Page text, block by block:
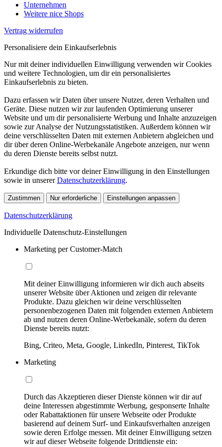
Unternehmen
Weitere nice Shops
Vertrag widerrufen
Personalisiere dein Einkaufserlebnis
Nur mit deiner individuellen Einwilligung verwenden wir Cookies
und weitere Technologien, um dir ein personalisiertes
Einkaufserlebnis zu bieten.
Dazu erfassen wir Daten über unsere Nutzer, deren Verhalten und
Geräte. Diese nutzen wir zur laufenden Optimierung unserer
Website und um dir personalisierte Werbung und Inhalte anzuzeigen
sowie zur Analyse der Nutzungsstatistiken. Außerdem können wir
deine verschlüsselten Daten mit externen Anbietern abgleichen und
dir über deren Online-Werbekanäle Angebote anzeigen, nur wenn
du deren Dienste bereits selbst nutzt.
Erkundige dich bitte vor deiner Einwilligung in den Einstellungen
sowie in unsererDatenschutzerklärung.
Zustimmen Nur erforderliche Einstellungen anpassen
Datenschutzerklärung
Individuelle Datenschutz-Einstellungen
Marketing per Customer-Match
Mit deiner Einwilligung informieren wir dich auch abseits
unserer Website über Aktionen und zeigen dir relevante
Produkte. Dazu gleichen wir deine verschlüsselten
personenbezogenen Daten mit folgenden externen Anbietern
ab und nutzen deren Online-Werbekanäle, sofern du deren
Dienste bereits nutzt:
Bing, Criteo, Meta, Google, LinkedIn, Pinterest, TikTok
Marketing
Durch das Akzeptieren dieser Dienste können wir dir auf
deine Interessen abgestimmte Werbung, gesponserte Inhalte
oder Rabattaktionen für unsere Webseite oder Produkte
basierend auf deinem Surf- und Einkaufsverhalten anzeigen
sowie deren Erfolge messen. Mit deiner Einwilligung setzen
wir auf dieser Webseite folgende Drittdienste ein: